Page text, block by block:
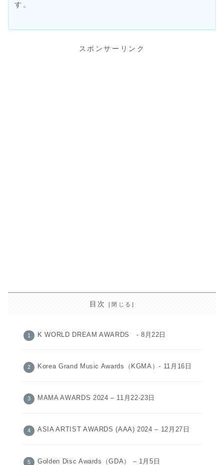
す。
スポンサーリンク
目次
K WORLD DREAM AWARDS - 8月22日
Korea Grand Music Awards（KGMA）- 11月16日
MAMA AWARDS 2024 – 11月22-23日
ASIA ARTIST AWARDS (AAA) 2024 – 12月27日
Golden Disc Awards（GDA） – 1月5日